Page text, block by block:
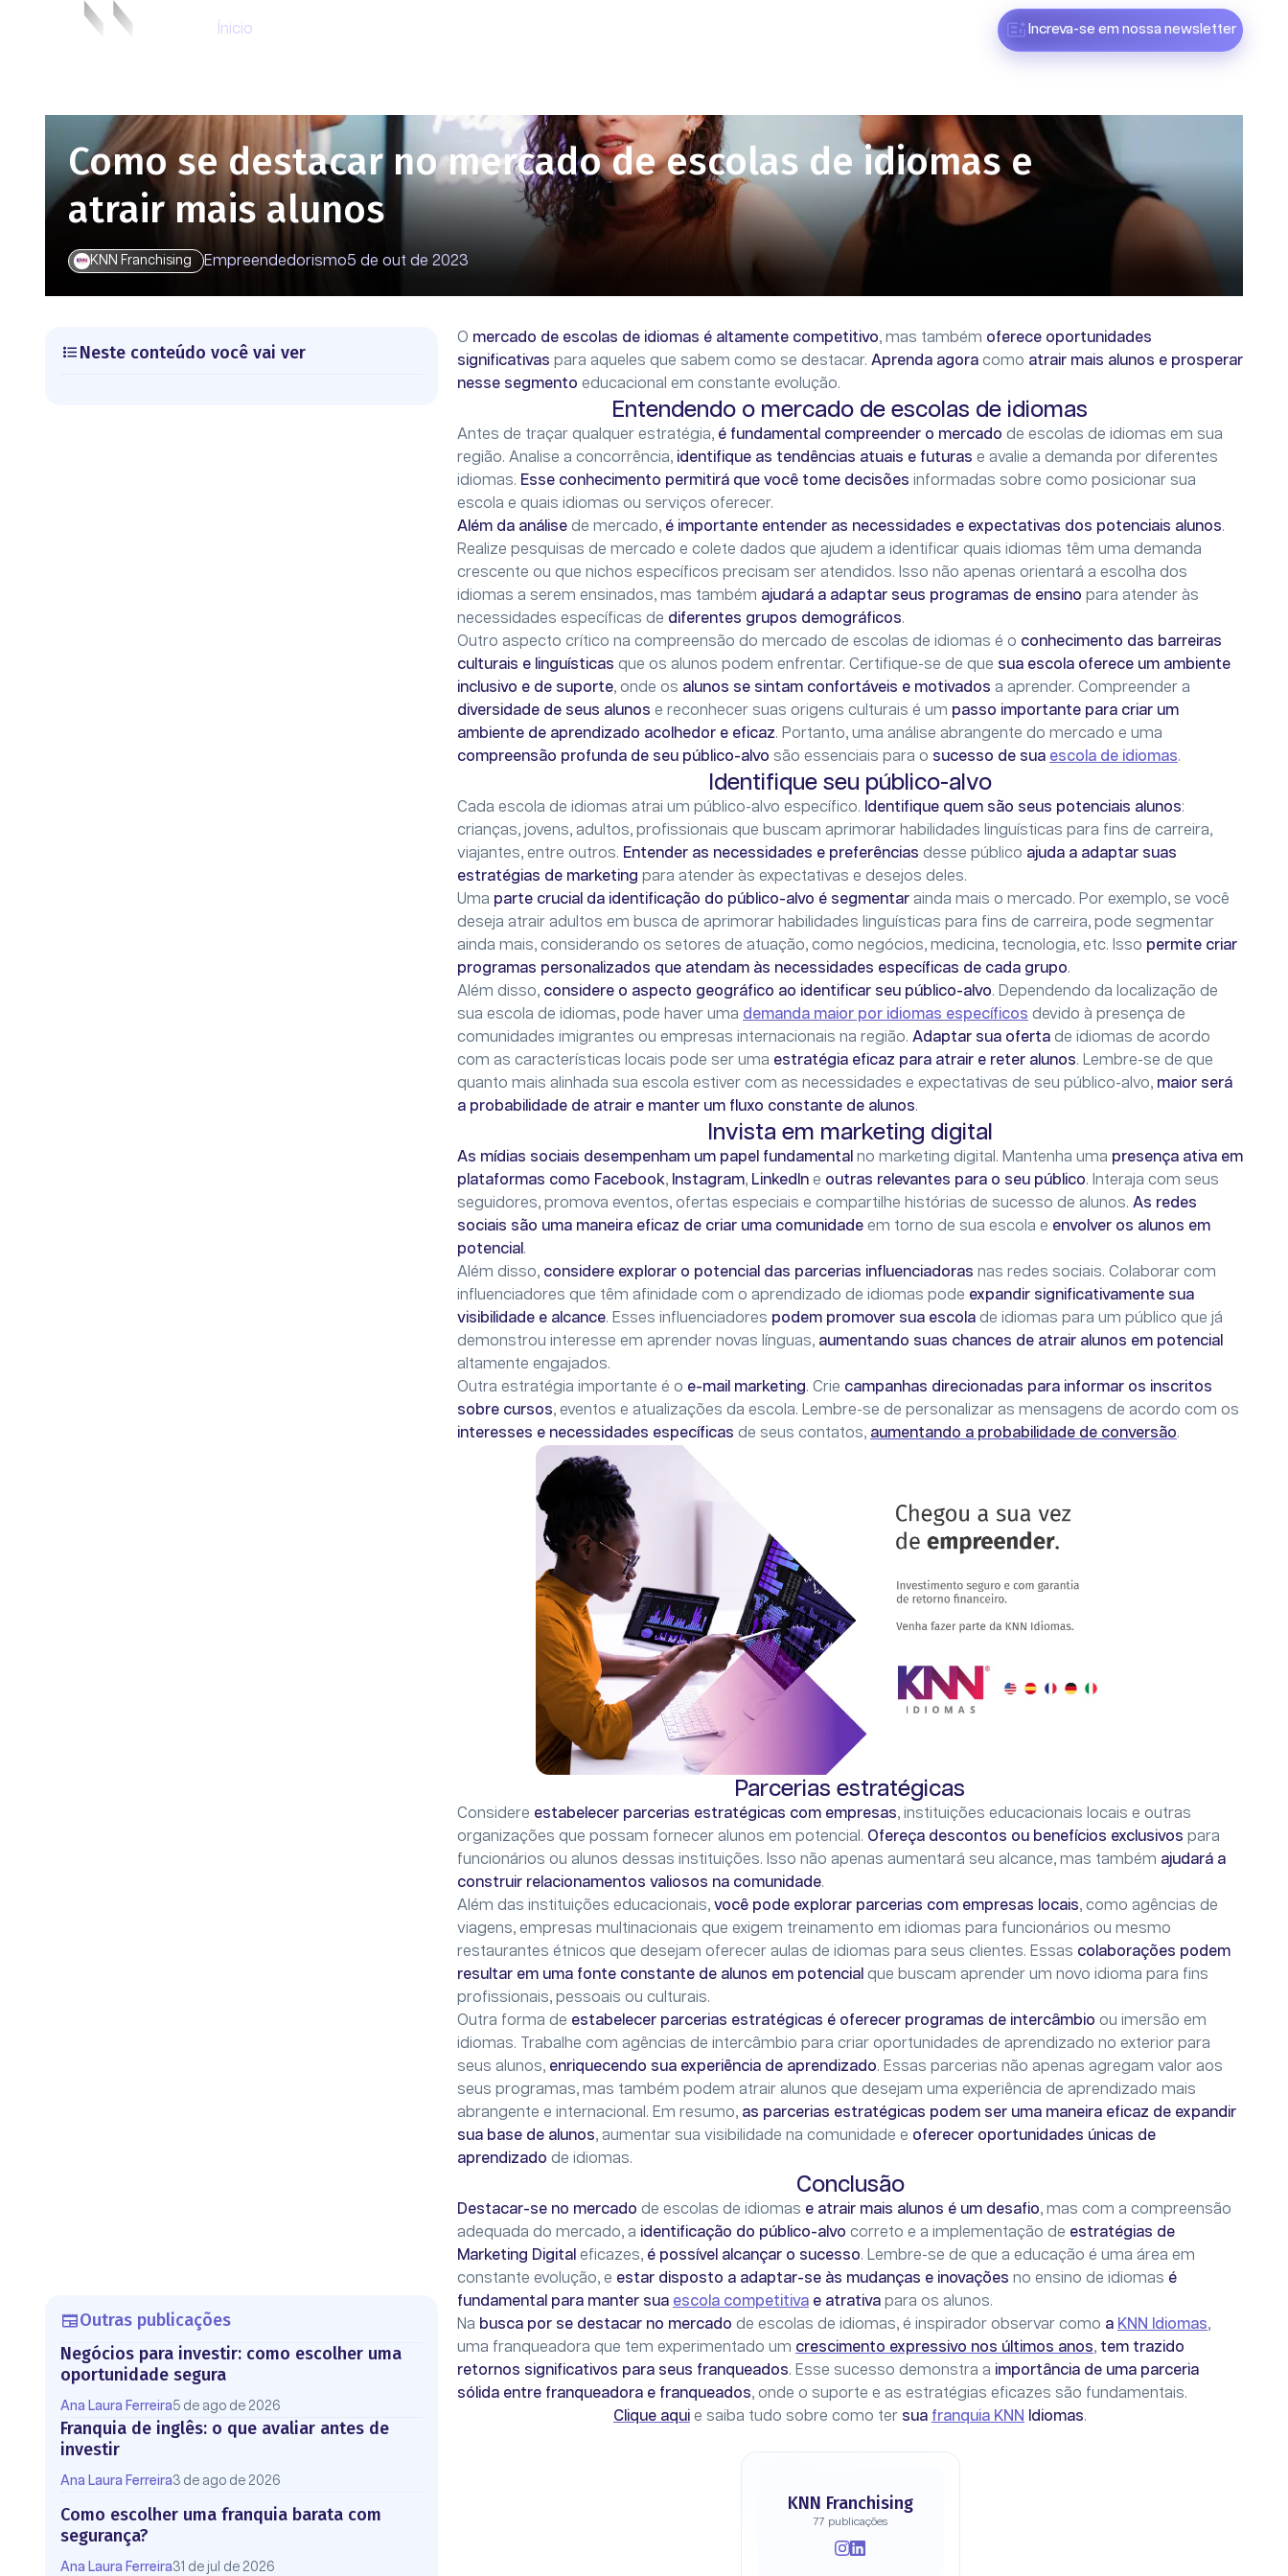
Ínicio Increva-se em nossa newsletter
Como se destacar no mercado de escolas de idiomas e
atrair mais alunos
KNN Franchising Empreendedorismo5 de out de 2023
Neste conteúdo você vai ver
Outras publicações
Negócios para investir: como escolher uma
oportunidade segura
Ana Laura Ferreira5 de ago de 2026
Franquia de inglês: o que avaliar antes de
investir
Ana Laura Ferreira3 de ago de 2026
Como escolher uma franquia barata com
segurança?
Ana Laura Ferreira31 de jul de 2026
O mercado de escolas de idiomas é altamente competitivo, mas também oferece oportunidades
significativas para aqueles que sabem como se destacar. Aprenda agora como atrair mais alunos e prosperar
nesse segmento educacional em constante evolução.
Entendendo o mercado de escolas de idiomas
Antes de traçar qualquer estratégia, é fundamental compreender o mercado de escolas de idiomas em sua
região. Analise a concorrência, identifique as tendências atuais e futuras e avalie a demanda por diferentes
idiomas. Esse conhecimento permitirá que você tome decisões informadas sobre como posicionar sua
escola e quais idiomas ou serviços oferecer.
Além da análise de mercado, é importante entender as necessidades e expectativas dos potenciais alunos.
Realize pesquisas de mercado e colete dados que ajudem a identificar quais idiomas têm uma demanda
crescente ou que nichos específicos precisam ser atendidos. Isso não apenas orientará a escolha dos
idiomas a serem ensinados, mas também ajudará a adaptar seus programas de ensino para atender às
necessidades específicas de diferentes grupos demográficos.
Outro aspecto crítico na compreensão do mercado de escolas de idiomas é o conhecimento das barreiras
culturais e linguísticas que os alunos podem enfrentar. Certifique-se de que sua escola oferece um ambiente
inclusivo e de suporte, onde os alunos se sintam confortáveis e motivados a aprender. Compreender a
diversidade de seus alunos e reconhecer suas origens culturais é um passo importante para criar um
ambiente de aprendizado acolhedor e eficaz. Portanto, uma análise abrangente do mercado e uma
compreensão profunda de seu público-alvo são essenciais para o sucesso de sua escola de idiomas.
Identifique seu público-alvo
Cada escola de idiomas atrai um público-alvo específico. Identifique quem são seus potenciais alunos:
crianças, jovens, adultos, profissionais que buscam aprimorar habilidades linguísticas para fins de carreira,
viajantes, entre outros. Entender as necessidades e preferências desse público ajuda a adaptar suas
estratégias de marketing para atender às expectativas e desejos deles.
Uma parte crucial da identificação do público-alvo é segmentar ainda mais o mercado. Por exemplo, se você
deseja atrair adultos em busca de aprimorar habilidades linguísticas para fins de carreira, pode segmentar
ainda mais, considerando os setores de atuação, como negócios, medicina, tecnologia, etc. Isso permite criar
programas personalizados que atendam às necessidades específicas de cada grupo.
Além disso, considere o aspecto geográfico ao identificar seu público-alvo. Dependendo da localização de
sua escola de idiomas, pode haver uma demanda maior por idiomas específicos devido à presença de
comunidades imigrantes ou empresas internacionais na região. Adaptar sua oferta de idiomas de acordo
com as características locais pode ser uma estratégia eficaz para atrair e reter alunos. Lembre-se de que
quanto mais alinhada sua escola estiver com as necessidades e expectativas de seu público-alvo, maior será
a probabilidade de atrair e manter um fluxo constante de alunos.
Invista em marketing digital
As mídias sociais desempenham um papel fundamental no marketing digital. Mantenha uma presença ativa em
plataformas como Facebook, Instagram, LinkedIn e outras relevantes para o seu público. Interaja com seus
seguidores, promova eventos, ofertas especiais e compartilhe histórias de sucesso de alunos. As redes
sociais são uma maneira eficaz de criar uma comunidade em torno de sua escola e envolver os alunos em
potencial .
Além disso, considere explorar o potencial das parcerias influenciadoras nas redes sociais. Colaborar com
influenciadores que têm afinidade com o aprendizado de idiomas pode expandir significativamente sua
visibilidade e alcance. Esses influenciadores podem promover sua escola de idiomas para um público que já
demonstrou interesse em aprender novas línguas, aumentando suas chances de atrair alunos em potencial
altamente engajados.
Outra estratégia importante é o e-mail marketing. Crie campanhas direcionadas para informar os inscritos
sobre cursos, eventos e atualizações da escola. Lembre-se de personalizar as mensagens de acordo com os
interesses e necessidades específicas de seus contatos, aumentando a probabilidade de conversão.
Parcerias estratégicas
Considere estabelecer parcerias estratégicas com empresas, instituições educacionais locais e outras
organizações que possam fornecer alunos em potencial. Ofereça descontos ou benefícios exclusivos para
funcionários ou alunos dessas instituições. Isso não apenas aumentará seu alcance, mas também ajudará a
construir relacionamentos valiosos na comunidade.
Além das instituições educacionais, você pode explorar parcerias com empresas locais, como agências de
viagens, empresas multinacionais que exigem treinamento em idiomas para funcionários ou mesmo
restaurantes étnicos que desejam oferecer aulas de idiomas para seus clientes. Essas colaborações podem
resultar em uma fonte constante de alunos em potencial que buscam aprender um novo idioma para fins
profissionais, pessoais ou culturais.
Outra forma de estabelecer parcerias estratégicas é oferecer programas de intercâmbio ou imersão em
idiomas. Trabalhe com agências de intercâmbio para criar oportunidades de aprendizado no exterior para
seus alunos, enriquecendo sua experiência de aprendizado. Essas parcerias não apenas agregam valor aos
seus programas, mas também podem atrair alunos que desejam uma experiência de aprendizado mais
abrangente e internacional. Em resumo, as parcerias estratégicas podem ser uma maneira eficaz de expandir
sua base de alunos, aumentar sua visibilidade na comunidade e oferecer oportunidades únicas de
aprendizado de idiomas.
Conclusão
Destacar-se no mercado de escolas de idiomas e atrair mais alunos é um desafio, mas com a compreensão
adequada do mercado, a identificação do público-alvo correto e a implementação de estratégias de
Marketing Digital eficazes, é possível alcançar o sucesso. Lembre-se de que a educação é uma área em
constante evolução, e estar disposto a adaptar-se às mudanças e inovações no ensino de idiomas é
fundamental para manter sua escola competitiva e atrativa para os alunos.
Na busca por se destacar no mercado de escolas de idiomas, é inspirador observar como a KNN Idiomas,
uma franqueadora que tem experimentado um crescimento expressivo nos últimos anos, tem trazido
retornos significativos para seus franqueados. Esse sucesso demonstra a importância de uma parceria
sólida entre franqueadora e franqueados, onde o suporte e as estratégias eficazes são fundamentais.
Clique aqui e saiba tudo sobre como ter sua franquia KNN Idiomas.
KNN Franchising
77 publicações